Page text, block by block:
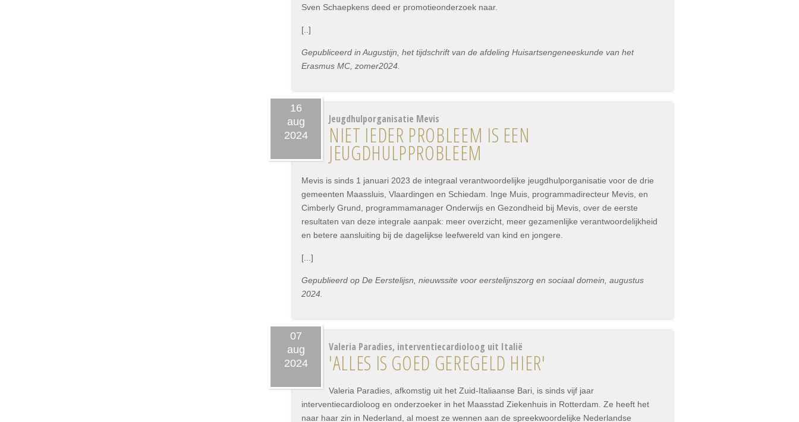
Sven Schaepkens deed er promotieonderzoek naar.
[..]
Gepubliceerd in Augustijn, het tijdschrift van de afdeling Huisartsengeneeskunde van het
Erasmus MC, zomer2024.
16
aug
2024
Jeugdhulporganisatie Mevis
NIET IEDER PROBLEEM IS EEN
JEUGDHULPPROBLEEM
Mevis is sinds 1 januari 2023 de integraal verantwoordelijke jeugdhulporganisatie voor de drie
gemeenten Maassluis, Vlaardingen en Schiedam. Inge Muis, programmadirecteur Mevis, en
Cimberly Grund, programmamanager Onderwijs en Gezondheid bij Mevis, over de eerste
resultaten van deze integrale aanpak: meer overzicht, meer gezamenlijke verantwoordelijkheid
en betere aansluiting bij de dagelijkse leefwereld van kind en jongere.
[...]
Gepublieerd op De Eerstelijsn, nieuwssite voor eerstelijnszorg en sociaal domein, augustus
2024.
07
aug
2024
Valeria Paradies, interventiecardioloog uit Italië
'ALLES IS GOED GEREGELD HIER'
Valeria Paradies, afkomstig uit het Zuid-Italiaanse Bari, is sinds vijf jaar
interventiecardioloog en onderzoeker in het Maasstad Ziekenhuis in Rotterdam. Ze heeft het
naar haar zin in Nederland, al moest ze wennen aan de spreekwoordelijke Nederlandse